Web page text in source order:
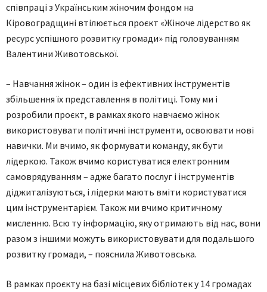
співпраці з Українським жіночим фондом на
Кіровоградщині втілюється проєкт «Жіноче лідерство як
ресурс успішного розвитку громади» під головуванням
Валентини Животовської.
– Навчання жінок – один із ефективних інструментів
збільшення їх представлення в політиці. Тому ми і
розробили проєкт, в рамках якого навчаємо жінок
використовувати політичні інструменти, освоювати нові
навички. Ми вчимо, як формувати команду, як бути
лідеркою. Також вчимо користуватися електронним
самоврядуванням – адже багато послуг і інструментів
діджиталізуються, і лідерки мають вміти користуватися
цим інструментарієм. Також ми вчимо критичному
мисленню. Всю ту інформацію, яку отримають від нас, вони
разом з іншими можуть використовувати для подальшого
розвитку громади, – пояснила Животовська.
В рамках проєкту на базі місцевих бібліотек у 14 громадах